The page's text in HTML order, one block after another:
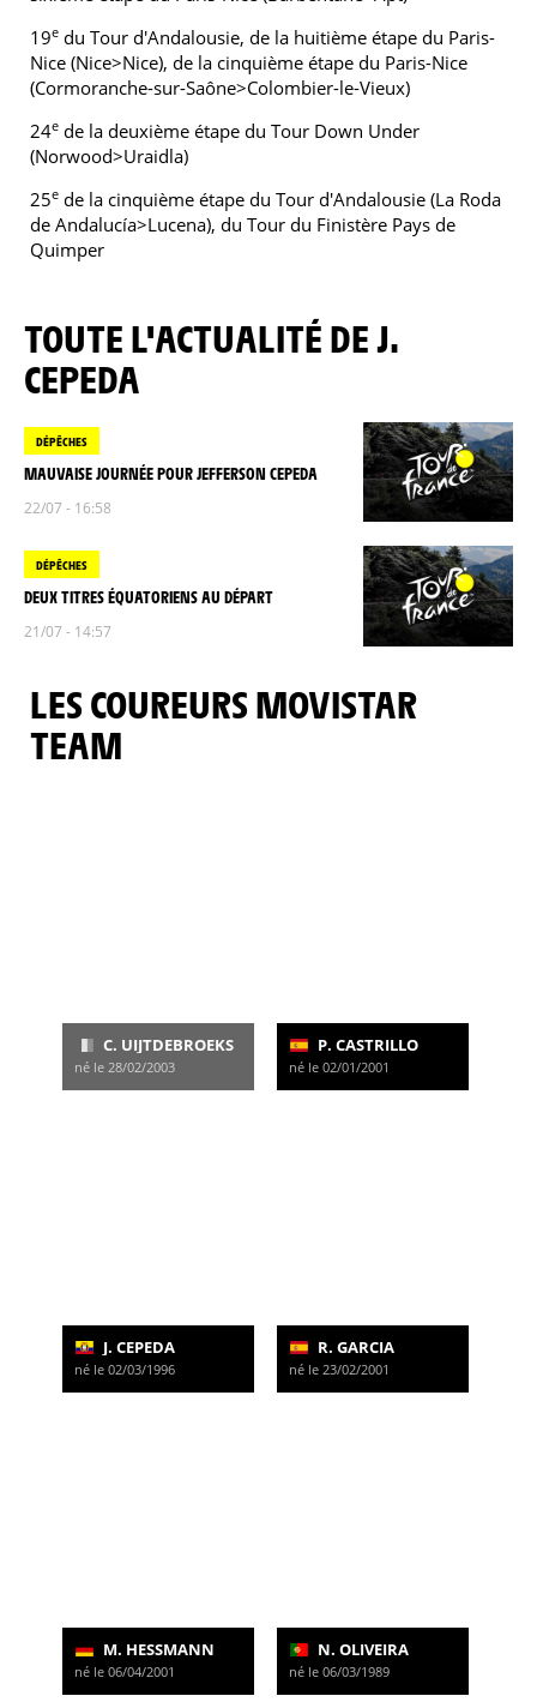
19e du Tour d'Andalousie, de la huitième étape du Paris-
Nice (Nice>Nice), de la cinquième étape du Paris-Nice
(Cormoranche-sur-Saône>Colombier-le-Vieux)
24e de la deuxième étape du Tour Down Under
(Norwood>Uraidla)
25e de la cinquième étape du Tour d'Andalousie (La Roda
de Andalucía>Lucena), du Tour du Finistère Pays de
Quimper
TOUTE L'ACTUALITÉ DE J.
CEPEDA
DÉPÊCHES
MAUVAISE JOURNÉE POUR JEFFERSON CEPEDA
22/07 - 16:58
DÉPÊCHES
DEUX TITRES ÉQUATORIENS AU DÉPART
21/07 - 14:57
LES COUREURS MOVISTAR
TEAM
C. UIJTDEBROEKS
né le 28/02/2003
P. CASTRILLO
né le 02/01/2001
J. CEPEDA
né le 02/03/1996
R. GARCIA
né le 23/02/2001
M. HESSMANN
né le 06/04/2001
N. OLIVEIRA
né le 06/03/1989